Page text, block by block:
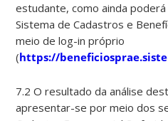
estudante, como ainda
Sistema de Cadastros e
meio de log-in próprio
(https://
7.2 O resultado da análise
apresentar-se por meio dos